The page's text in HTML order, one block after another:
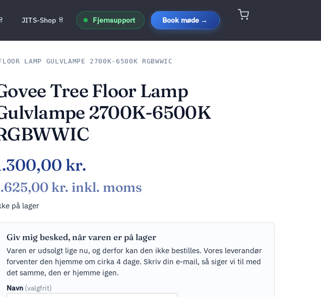
JITS-Shop Fjernsupport Book møde →
LAMP GULVLAMPE 2700K-6500K RGBWWIC
Tree Floor Lamp
2700K-6500K
kr.
kr. inkl. moms
på lager
Giv mig besked, når varen er på lager
Varen er udsolgt lige nu, og derfor kan den ikke bestilles. Vores leverandør
forventer den hjemme om cirka 4 dage. Skriv din e-mail, så siger vi til med
det samme, den er hjemme igen.
Navn (valgfrit)